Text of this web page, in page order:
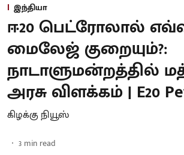
இந்தியா
ஈ20 பெட்ரோலால்
மைலேஜ் குறையும்?:
நாடாளுமன்றத்தில்
அரசு விளக்கம் | E20
கிழக்கு நியூஸ்
3 min read